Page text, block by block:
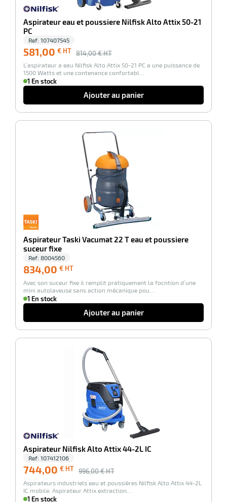
Aspirateur eau et poussiere Nilfisk Alto Attix 50-21
PC
Ref: 107407545
581,00 € HT 814,00 € HT
L’aspirateur a eau Nilfisk Alto Attix 50-21 PC a une puissance de
1500 Watts et une contenance confortabl…
1 En stock
Ajouter au panier
Aspirateur Taski Vacumat 22 T eau et poussiere
suceur fixe
Ref: 8004560
834,00 € HT
HT
Avec son suceur fixe il remplit pratiquement la focntion d’une
mini autolaveuse sans action mécanique pou…
1 En stock
Ajouter au panier
Aspirateur Nilfisk Alto Attix 44-2L IC
Ref: 107412106
744,00 € HT 996,00 € HT
Aspirateurs industriels eau et poussières Nilfisk Alto Attix 44-2L
IC mobile. Aspirateur Attix extraction…
1 En stock